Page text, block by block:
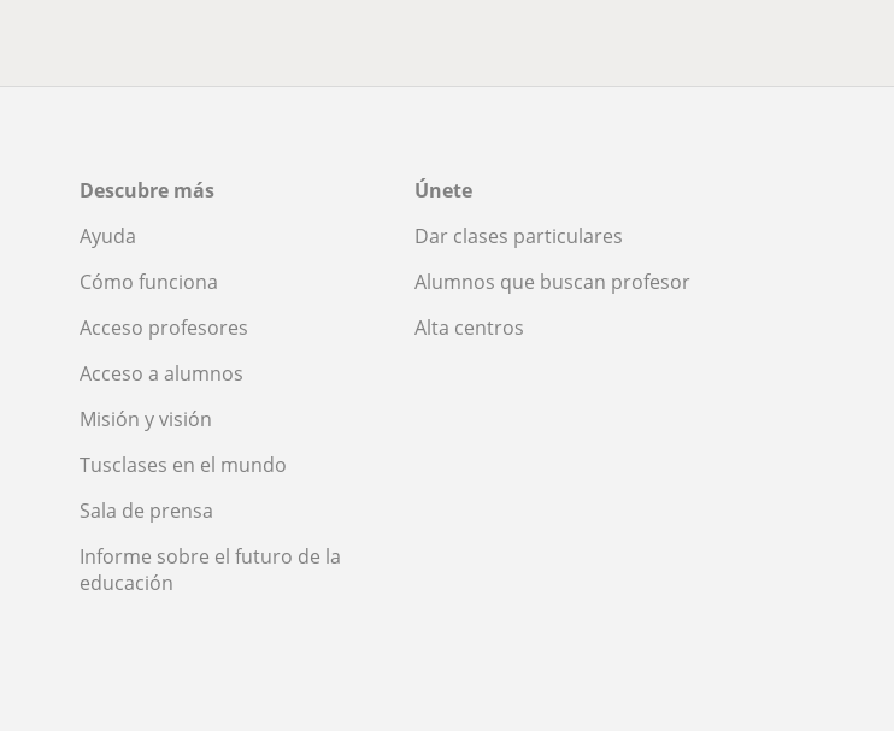
Descubre más
Ayuda
Cómo funciona
Acceso profesores
Acceso a alumnos
Misión y visión
Tusclases en el mundo
Sala de prensa
Informe sobre el futuro de la
educación
Únete
Dar clases particulares
Alumnos que buscan profesor
Alta centros